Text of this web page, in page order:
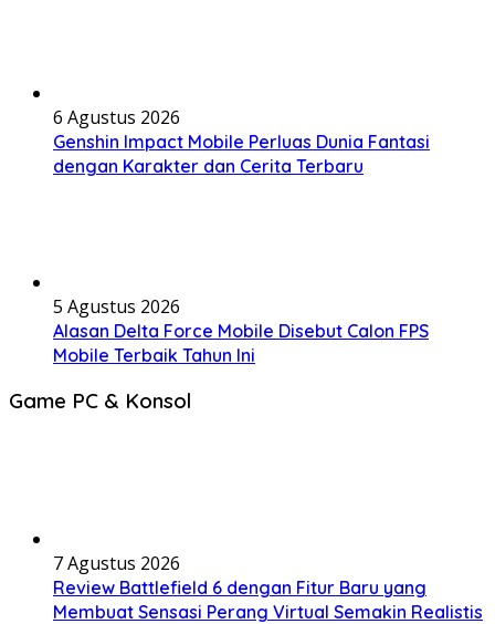
6 Agustus 2026
Genshin Impact Mobile Perluas Dunia Fantasi
dengan Karakter dan Cerita Terbaru
5 Agustus 2026
Alasan Delta Force Mobile Disebut Calon FPS
Mobile Terbaik Tahun Ini
Game PC & Konsol
7 Agustus 2026
Review Battlefield 6 dengan Fitur Baru yang
Membuat Sensasi Perang Virtual Semakin Realistis